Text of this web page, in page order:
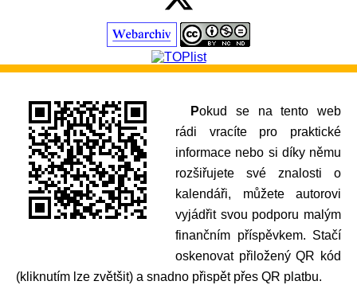
Pokud se na tento web
rádi vracíte pro praktické
informace nebo si díky němu
rozšiřujete své znalosti o
kalendáři, můžete autorovi
vyjádřit svou podporu malým
finančním příspěvkem. Stačí
oskenovat přiložený QR kód
(kliknutím lze zvětšit) a snadno přispět přes QR platbu.